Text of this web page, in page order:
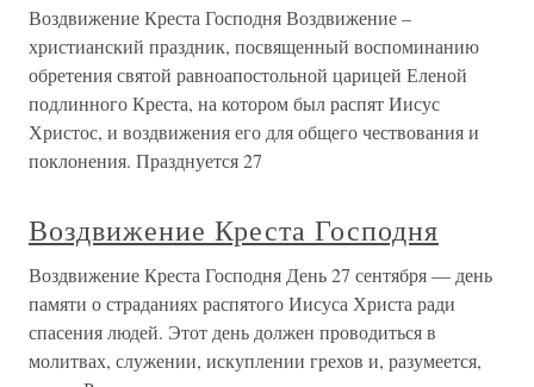
Воздвижение Креста Господня Воздвижение –
христианский праздник, посвященный воспоминанию
обретения святой равноапостольной царицей Еленой
подлинного Креста, на котором был распят Иисус
Христос, и воздвижения его для общего чествования и
поклонения. Празднуется 27
Воздвижение Креста Господня
Воздвижение Креста Господня День 27 сентября — день
памяти о страданиях распятого Иисуса Христа ради
спасения людей. Этот день должен проводиться в
молитвах, служении, искуплении грехов и, разумеется,